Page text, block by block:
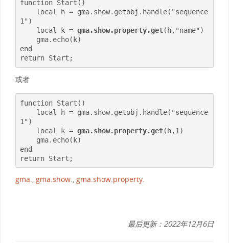
function Start()
1")
    local k =
gma.show.property.get(h,"name")
end
return Start;
或者
function Start()
1")
    local k =
gma.show.property.get(h,1)
end
return Start;
gma., gma.show., gma.show.property.
最后更新：2022年12月6日